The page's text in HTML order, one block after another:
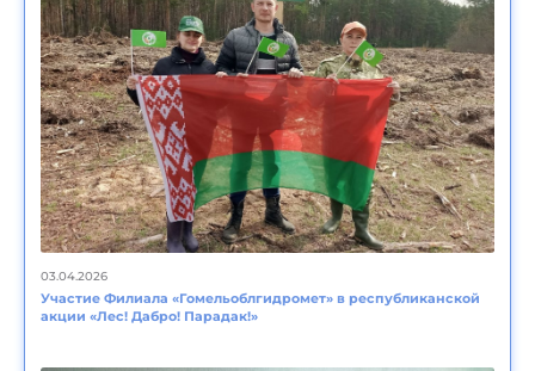
03.04.2026
Участие Филиала «Гомельоблгидромет» в республиканской
акции «Лес! Дабро! Парадак!»